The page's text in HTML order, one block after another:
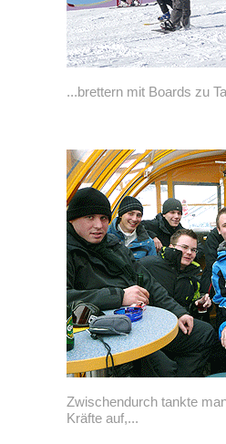
...brettern mit Boards zu
Zwischendurch tankte
Kräfte auf,...